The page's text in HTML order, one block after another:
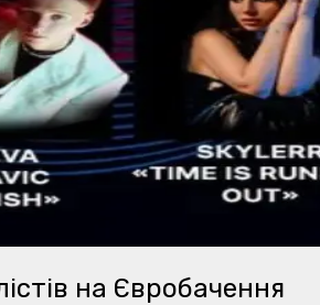
на Євробачення